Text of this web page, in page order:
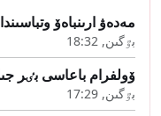
مەدەۋ ارىنباەۆ
بٷگىن, 18:32
ۆولفرام باعاسى بٸر جىلدا 622 پايىز
بٷگىن, 17:29